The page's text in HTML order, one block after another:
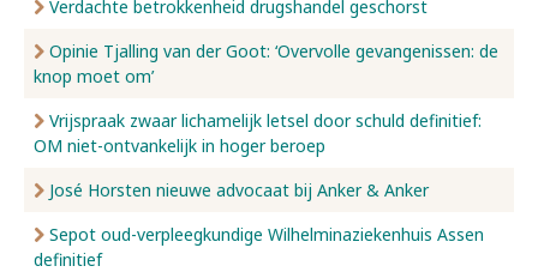
Verdachte betrokkenheid drugshandel geschorst
Opinie Tjalling van der Goot: ‘Overvolle gevangenissen: de
knop moet om’
Vrijspraak zwaar lichamelijk letsel door schuld definitief:
OM niet-ontvankelijk in hoger beroep
José Horsten nieuwe advocaat bij Anker & Anker
Sepot oud-verpleegkundige Wilhelminaziekenhuis Assen
definitief